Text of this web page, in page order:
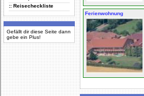
:: Reisecheckliste
Gefällt dir diese Seite dann
gebe ein Plus!
Ferienwohnung